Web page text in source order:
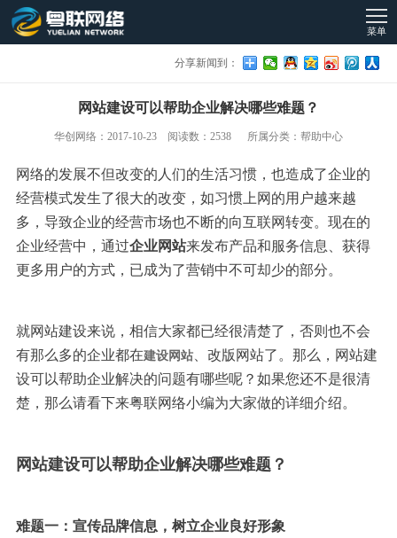
菜单
分享新闻到：
网站建设可以帮助企业解决哪些难题？
华创网络：2017-10-23 阅读数：2538 所属分类：帮助中心
网络的发展不但改变的人们的生活习惯，也造成了企业的
经营模式发生了很大的改变，如习惯上网的用户越来越
多，导致企业的经营市场也不断的向互联网转变。现在的
企业经营中，通过企业网站来发布产品和服务信息、获得
更多用户的方式，已成为了营销中不可却少的部分。
就网站建设来说，相信大家都已经很清楚了，否则也不会
有那么多的企业都在建设网站 、改版网站了。那么，网站建
设可以帮助企业解决的问题有哪些呢？如果您还不是很清
楚，那么请看下来粤联网络小编为大家做的详细介绍。
网站建设可以帮助企业解决哪些难题？
难题一：宣传品牌信息，树立企业良好形象